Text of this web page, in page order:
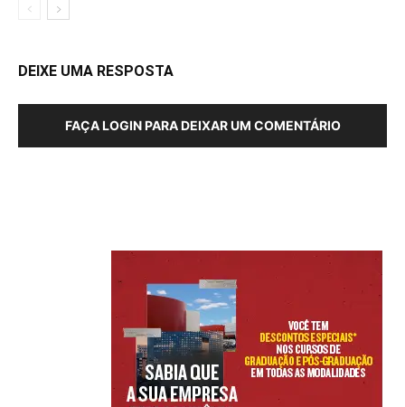
DEIXE UMA RESPOSTA
FAÇA LOGIN PARA DEIXAR UM COMENTÁRIO